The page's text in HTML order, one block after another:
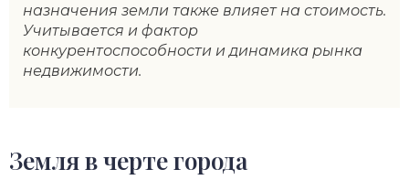
назначения земли также влияет на стоимость.
Учитывается и фактор
конкурентоспособности и динамика рынка
недвижимости.
Земля в черте города